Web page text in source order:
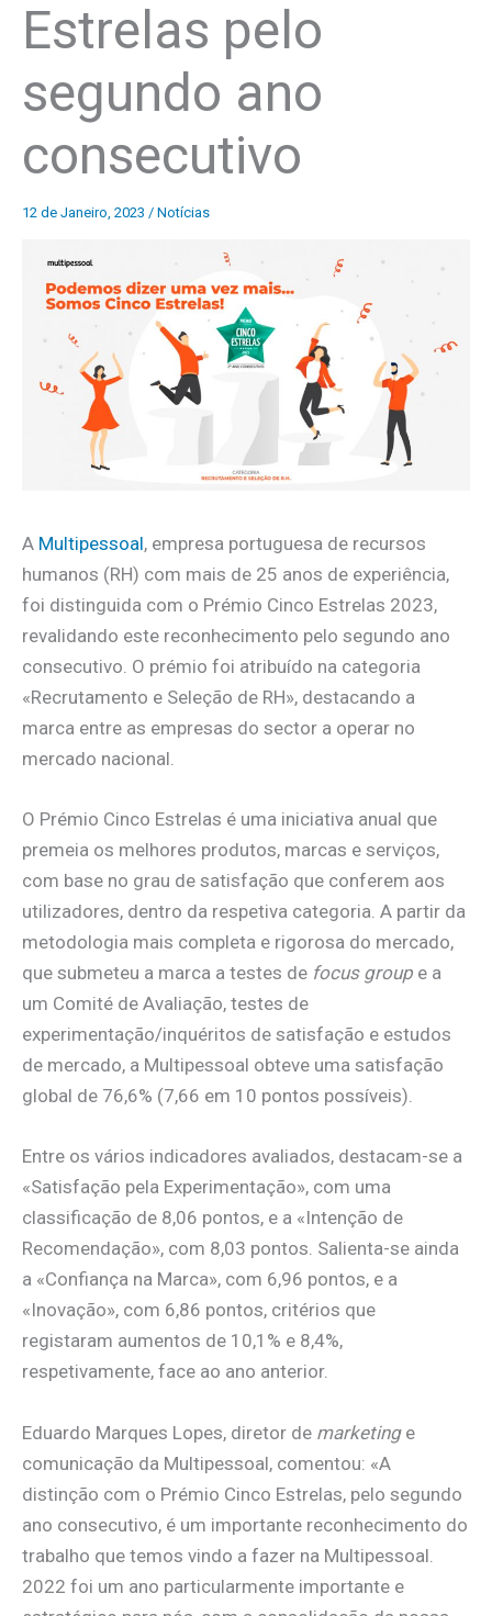
Estrelas pelo
segundo ano
consecutivo
12 de Janeiro, 2023 / Notícias
A Multipessoal, empresa portuguesa de recursos
humanos (RH) com mais de 25 anos de experiência,
foi distinguida com o Prémio Cinco Estrelas 2023,
revalidando este reconhecimento pelo segundo ano
consecutivo. O prémio foi atribuído na categoria
«Recrutamento e Seleção de RH», destacando a
marca entre as empresas do sector a operar no
mercado nacional.
O Prémio Cinco Estrelas é uma iniciativa anual que
premeia os melhores produtos, marcas e serviços,
com base no grau de satisfação que conferem aos
utilizadores, dentro da respetiva categoria. A partir da
metodologia mais completa e rigorosa do mercado,
que submeteu a marca a testes de focus group e a
um Comité de Avaliação, testes de
experimentação/inquéritos de satisfação e estudos
de mercado, a Multipessoal obteve uma satisfação
global de 76,6% (7,66 em 10 pontos possíveis).
Entre os vários indicadores avaliados, destacam-se a
«Satisfação pela Experimentação», com uma
classificação de 8,06 pontos, e a «Intenção de
Recomendação», com 8,03 pontos. Salienta-se ainda
a «Confiança na Marca», com 6,96 pontos, e a
«Inovação», com 6,86 pontos, critérios que
registaram aumentos de 10,1% e 8,4%,
respetivamente, face ao ano anterior.
Eduardo Marques Lopes, diretor de marketinge
comunicação da Multipessoal, comentou: «A
distinção com o Prémio Cinco Estrelas, pelo segundo
ano consecutivo, é um importante reconhecimento do
trabalho que temos vindo a fazer na Multipessoal.
2022 foi um ano particularmente importante e